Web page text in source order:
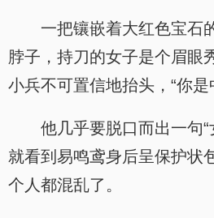
一把镶嵌着大红色宝石
脖子，持刀的女子是个眉眼
小兵不可置信地抬头，“你是
他几乎要脱口而出一句
就看到易鸣鸢身后呈保护状
个人都混乱了。